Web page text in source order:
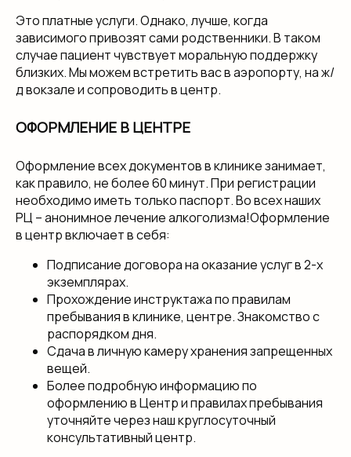
Это платные услуги. Однако, лучше, когда
зависимого привозят сами родственники. В таком
случае пациент чувствует моральную поддержку
близких. Мы можем встретить вас в аэропорту, на ж/
д вокзале и сопроводить в центр.
ОФОРМЛЕНИЕ В ЦЕНТРЕ
Оформление всех документов в клинике занимает,
как правило, не более 60 минут. При регистрации
необходимо иметь только паспорт. Во всех наших
РЦ – анонимное лечение алкоголизма!Оформление
в центр включает в себя:
Подписание договора на оказание услуг в 2-х
экземплярах.
Прохождение инструктажа по правилам
пребывания в клинике, центре. Знакомство с
распорядком дня.
Сдача в личную камеру хранения запрещенных
вещей.
Более подробную информацию по
оформлению в Центр и правилах пребывания
уточняйте через наш круглосуточный
консультативный центр.